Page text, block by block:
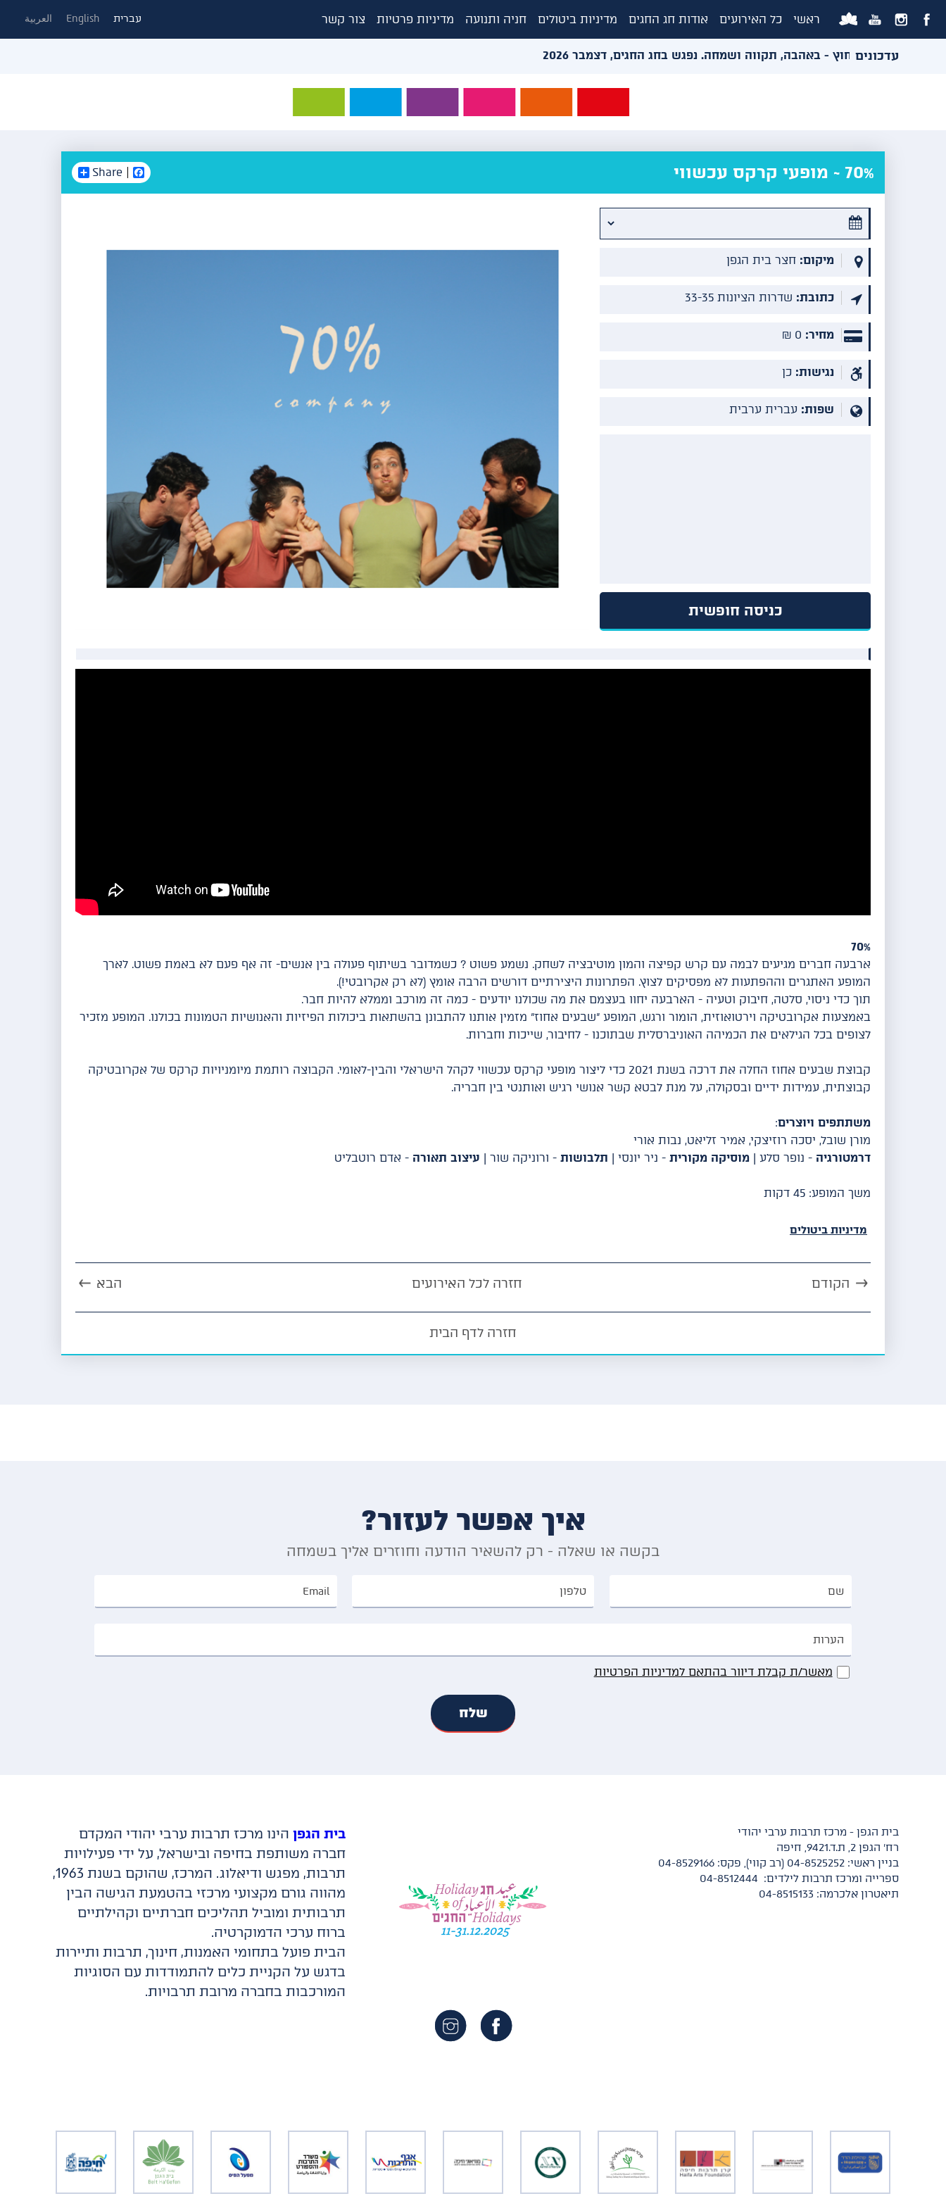
עברית English العربية ראשי כל האירועים אודות חג החגים מדיניות ביטולים חניה ותנועה מדיניות פרטיות צור קשר
עדכונים
ואירועי החוץ - באהבה, תקווה ושמחה. נפגש בחג החגים, דצמבר 2026
70% ~ מופעי קרקס עכשווי Share Facebook
מיקום: חצר בית הגפן
כתובת: שדרות הציונות 33-35
מחיר:
נגישות: כן
שפות: עברית ערבית
כניסה חופשית
70%
ארבעה חברים מגיעים לבמה עם קרש קפיצה והמון מוטיבציה לשחק. נשמע פשוט ? כשמדובר בשיתוף פעולה בין אנשים- זה אף פעם לא באמת פשוט. לארך
המופע האתגרים וההפתעות לא מפסיקים לצוץ. הפתרונות היצירתיים דורשים הרבה אומץ (לא רק אקרובטי!).
תוך כדי ניסוי, סלטה, חיבוק וטעיה - הארבעה יחוו בעצמם את מה שכולנו יודעים - כמה זה מורכב וממלא להיות חבר.
באמצעות אקרובטיקה וירטואוזית, הומור ורגש, המופע "שבעים אחוז" מזמין אותנו להתבונן בהשתאות ביכולות הפיזיות והאנושיות הטמונות בכולנו. המופע מזכיר
לצופים בכל הגילאים את הכמיהה האוניברסלית שבתוכנו - לחיבור, שייכות וחברות.
קבוצת שבעים אחוז החלה את דרכה בשנת 2021 כדי ליצור מופעי קרקס עכשווי לקהל הישראלי והבין-לאומי. הקבוצה רותמת מיומניויות קרקס של אקרובטיקה
קבוצתית, עמידות ידיים ובסקולה, על מנת לבטא קשר אנושי רגיש ואותנטי בין חבריה.
משתתפים ויוצרים:
מורן שובל, יסכה רוזיצקי, אמיר זליאט, נבות אורי
דרמטורגיה - נופר סלע | מוסיקה מקורית - ניר יונסי | תלבושות - ורוניקה שור | עיצוב תאורה - אדם רוטבליט
משך המופע: 45 דקות
מדיניות ביטולים
הקודם חזרה לכל האירועים הבא
חזרה לדף הבית
איך אפשר לעזור?
בקשה או שאלה - רק להשאיר הודעה וחוזרים אליך בשמחה
מאשר/ת קבלת דיוור בהתאם למדיניות הפרטיות
בית הגפן - מרכז תרבות ערבי יהודי
רח' הגפן 2, ת.ד.9421, חיפה
בניין ראשי: 04-8525252 (רב קווי), פקס: 04-8529166
ספרייה ומרכז תרבות לילדים: 04-8512444
תיאטרון אלכרמה: 04-8515133​
בית הגפן הינו מרכז תרבות ערבי יהודי המקדם
חברה משותפת בחיפה ובישראל, על ידי פעילויות
תרבות, מפגש ודיאלוג. המרכז, שהוקם בשנת 1963,
מהווה גורם מקצועי מרכזי בהטמעת הגישה הבין
תרבותית ומוביל תהליכים חברתיים וקהילתיים
ברוח ערכי הדמוקרטיה.
הבית פועל בתחומי האמנות, חינוך, תרבות ותיירות
בדגש על הקניית כלים להתמודדות עם הסוגיות
המורכבות בחברה מרובת תרבויות.